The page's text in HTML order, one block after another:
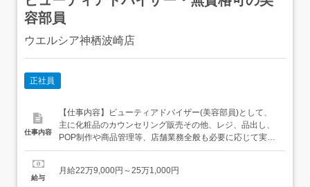
容部員
ウエルシア神栖波崎店
正社員
仕事内容
【仕事内容】ビューティアドバイザー(美容部員)として、
主に化粧品のカウンセリング販売その他、レジ、品出し、
POP制作や商品管理等、店舗業務全般も必要に応じて実施
メイクやスキンケアのアドバイス、タッチアップなどお客
朝礼(一日の注意事項・引継ぎ事項の伝達)～接客(商品選び
給与
月給22万9,000円～25万1,000円